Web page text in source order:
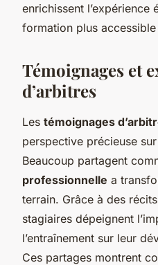
enrichissent l’expérience
formation plus
Témoignages et
d’arbitres
Les témoignages
perspective précieuse
Beaucoup partagent
professionnelle a
terrain. Grâce à des
stagiaires dépeignent
l’entraînement sur leur
Ces partages montrent